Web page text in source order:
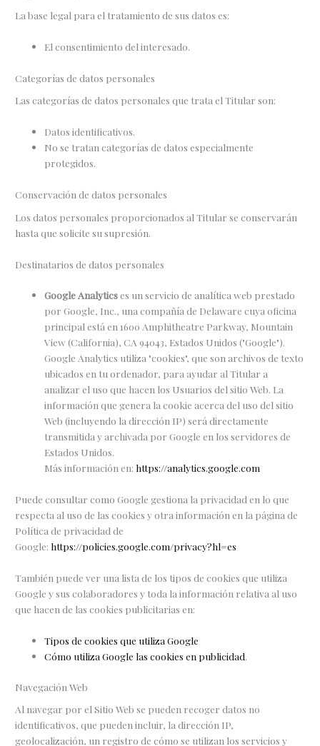
La base legal para el tratamiento de sus datos es:
El consentimiento del interesado.
Categorías de datos personales
Las categorías de datos personales que trata el Titular son:
Datos identificativos.
No se tratan categorías de datos especialmente
protegidos.
Conservación de datos personales
Los datos personales proporcionados al Titular se conservarán
hasta que solicite su supresión.
Destinatarios de datos personales
Google Analyticses un servicio de analítica web prestado
por Google, Inc., una compañía de Delaware cuya oficina
principal está en 1600 Amphitheatre Parkway, Mountain
View (California), CA 94043, Estados Unidos ("Google").
Google Analytics utiliza "cookies", que son archivos de texto
ubicados en tu ordenador, para ayudar al Titular a
analizar el uso que hacen los Usuarios del sitio Web. La
información que genera la cookie acerca del uso del sitio
Web (incluyendo la dirección IP) será directamente
transmitida y archivada por Google en los servidores de
Estados Unidos.
Más información en: https://analytics.google.com
Puede consultar como Google gestiona la privacidad en lo que
respecta al uso de las cookies y otra información en la página de
Política de privacidad de
Google: https://policies.google.com/privacy?hl=es
También puede ver una lista de los tipos de cookies que utiliza
Google y sus colaboradores y toda la información relativa al uso
que hacen de las cookies publicitarias en:
Tipos de cookies que utiliza Google
Cómo utiliza Google las cookies en publicidad.
Navegación Web
Al navegar por el Sitio Web se pueden recoger datos no
identificativos, que pueden incluir, la dirección IP,
geolocalización, un registro de cómo se utilizan los servicios y